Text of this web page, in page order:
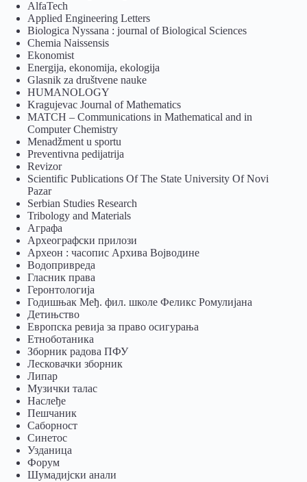
AlfaTech
Applied Engineering Letters
Biologica Nyssana : journal of Biological Sciences
Chemia Naissensis
Ekonomist
Energija, ekonomija, ekologija
Glasnik za društvene nauke
HUMANOLOGY
Kragujevac Journal of Mathematics
MATCH – Communications in Mathematical and in
Computer Chemistry
Menadžment u sportu
Preventivna pedijatrija
Revizor
Scientific Publications Of The State University Of Novi
Pazar
Serbian Studies Research
Tribology and Materials
Аграфа
Археографски прилози
Археон : часопис Архива Војводине
Водопривреда
Гласник права
Геронтологија
Годишњак Међ. фил. школе Феликс Ромулијана
Детињство
Европска ревија за право осигурања
Eтноботаника
Зборник радова ПФУ
Лесковачки зборник
Липар
Музички талас
Наслеђе
Пешчаник
Саборност
Синетос
Узданица
Форум
Шумадијски анали